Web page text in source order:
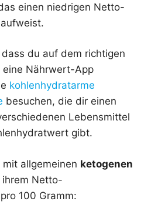
einen niedrigen Netto-
du auf dem richtigen
Nährwert-App
kohlenhydratarme
besuchen, die dir einen
Lebensmittel
gibt.
allgemeinen ketogenen
ihrem Netto-
100 Gramm: